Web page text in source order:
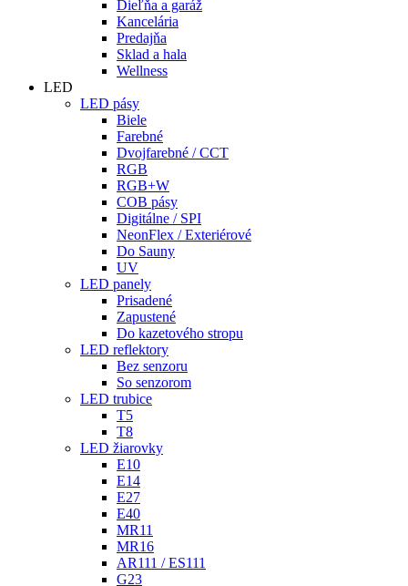
Dieľňa a garáž
Kancelária
Predajňa
Sklad a hala
Wellness
LED
LED pásy
Biele
Farebné
Dvojfarebné / CCT
RGB
RGB+W
COB pásy
Digitálne / SPI
NeonFlex / Exteriérové
Do Sauny
UV
LED panely
Prisadené
Zapustené
Do kazetového stropu
LED reflektory
Bez senzoru
So senzorom
LED trubice
T5
T8
LED žiarovky
E10
E14
E27
E40
MR11
MR16
AR111 / ES111
G23